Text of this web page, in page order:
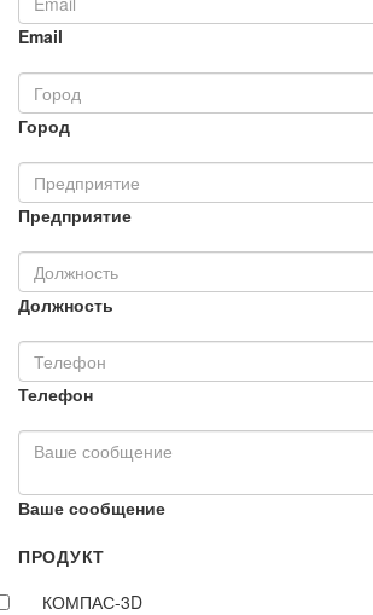
Email
Город
Предприятие
Должность
Телефон
Ваше сообщение
ПРОДУКТ
КОМПАС-3D